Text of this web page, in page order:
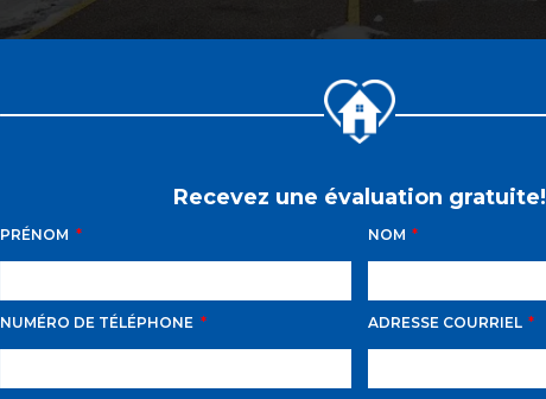
Recevez une évaluation gratuite!
PRÉNOM NOM
NUMÉRO DE TÉLÉPHONE ADRESSE COURRIEL